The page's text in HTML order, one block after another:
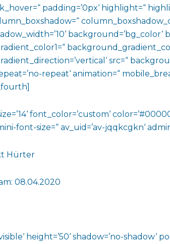
padding=’0px‘ highlight=“
background=’bg_color‘
src=“
repeat‘ animation=“
font_color=’custom‘
font-size=“ av_uid=’av-jqqkcgkn‘
Hürter
08.04.2020
height=’50‘ shadow=’no-shadow‘